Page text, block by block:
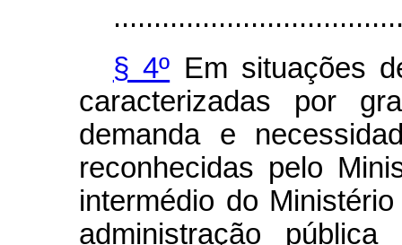
§ 4º Em situações
caracterizadas por
demanda e
reconhecidas pelo
intermédio do
administração